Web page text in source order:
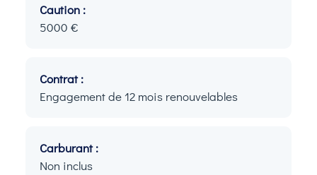
Caution :
5000 €
Contrat :
Engagement de 12 mois renouvelables
Carburant :
Non inclus